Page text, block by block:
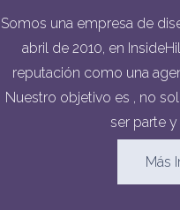
Somos una empresa de
abril de 2010, en
reputación como una
Nuestro objetivo es , no
ser parte
Más